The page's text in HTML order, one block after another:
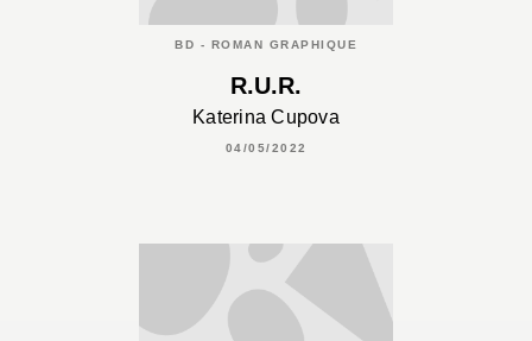
BD - ROMAN GRAPHIQUE
R.U.R.
Katerina Cupova
04/05/2022